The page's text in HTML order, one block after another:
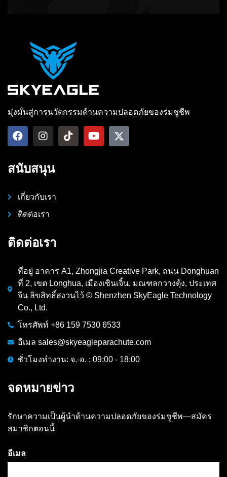
มุ่งมั่นสู่การนวัตกรรมด้านความปลอดภัยของร่มชูชีพ
สนับสนุน
เกี่ยวกับเรา
ติดต่อเรา
ติดต่อเรา
ที่อยู่ อาคาร A1, Zhongjia Creative Park, ถนน Donghuan
ที่ 2, เขต Longhua, เมืองเซินเจิ้น, มณฑลกวางตุ้ง, ประเทศ
จีน ลิขสิทธิ์สงวนไว้ © Shenzhen SkyEagle Technology
Co., Ltd.
โทรศัพท์ +86 159 7530 6533
อีเมล sales@skyeagleparachute.com
ชั่วโมงทำงาน: จ.-อ. : 09:00 - 18:00
จดหมายข่าว
รักษาความเป็นผู้นำด้านความปลอดภัยของร่มชูชีพ—สมัคร
สมาชิกตอนนี้
อีเมล